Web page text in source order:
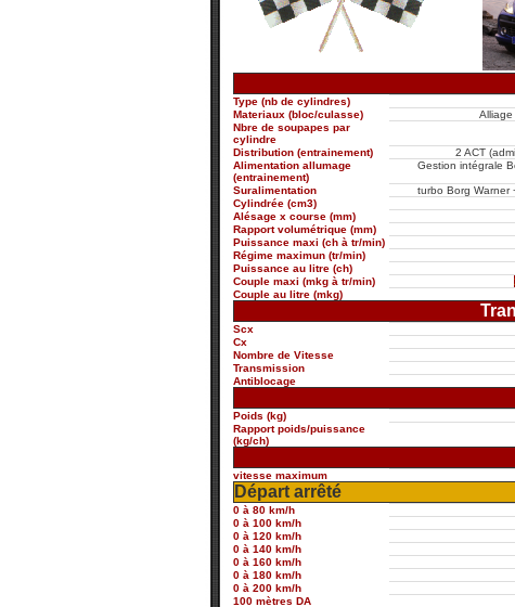
Type (nb de cylindres)
Materiaux (bloc/culasse)
Alliage
Nbre de soupapes par
cylindre
Distribution (entrainement) 2 ACT
Alimentation allumage
(entrainement)
Gestion intégrale
Suralimentation turbo Borg Warner
Cylindrée (cm3)
Alésage x course (mm)
Rapport volumétrique (mm)
Puissance maxi (ch à tr/min)
Régime maximun (tr/min)
Puissance au litre (ch)
Couple maxi (mkg à tr/min)
Couple au litre (mkg)
Scx
Cx
Nombre de Vitesse
Transmission
Antiblocage
Poids (kg)
Rapport poids/puissance
(kg/ch)
vitesse maximum
Départ arrêté
0 à 80 km/h
0 à 100 km/h
0 à 120 km/h
0 à 140 km/h
0 à 160 km/h
0 à 180 km/h
0 à 200 km/h
100 mètres DA